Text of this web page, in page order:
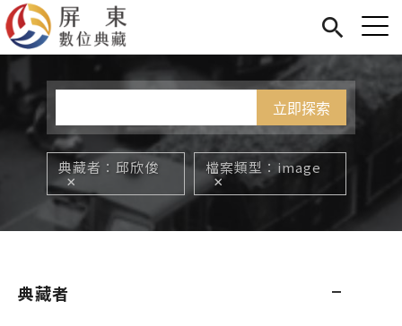
展覽
關於我們
Jump to Main content
您在這裡
典藏者 邱欣俊 檔案類型 image
典藏者